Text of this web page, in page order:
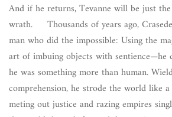
And if he returns, Tevanne will be just
wrath. Thousands of years ago,
man who did the impossible: Using the
art of imbuing objects with sentience—he
he was something more than human.
comprehension, he strode the world like
meting out justice and razing empires